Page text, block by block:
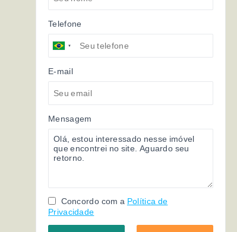
Telefone
E-mail
Mensagem
Concordo com a Política de
Privacidade